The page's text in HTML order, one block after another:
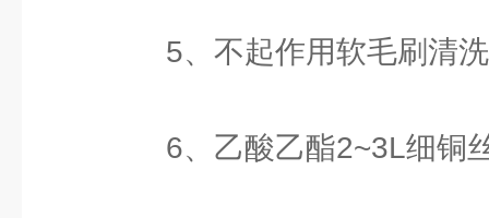
5、不起作用软毛刷清洗
6、乙酸乙酯2~3L细铜